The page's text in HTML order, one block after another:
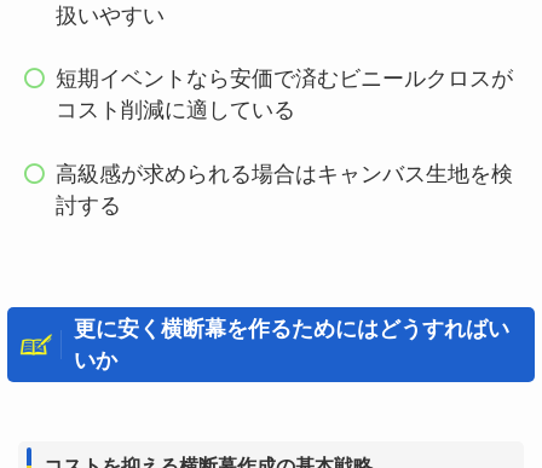
扱いやすい
短期イベントなら安価で済むビニールクロスが
コスト削減に適している
高級感が求められる場合はキャンバス生地を検
討する
更に安く横断幕を作るためにはどうすればい
いか